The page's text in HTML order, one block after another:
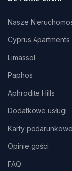
Nasze
Cyprus Apartments
Limassol
Paphos
Aphrodite Hills
Dodatkowe usługi
Karty podarunkowe
Opinie gości
FAQ